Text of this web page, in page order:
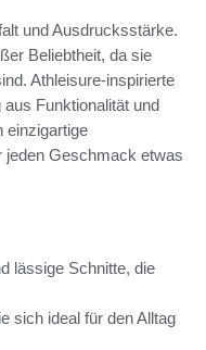
und Ausdrucksstärke.
Beliebtheit, da sie
Athleisure-inspirierte
Funktionalität und
einzigartige
jeden Geschmack etwas
lässige Schnitte, die
sich ideal für den Alltag